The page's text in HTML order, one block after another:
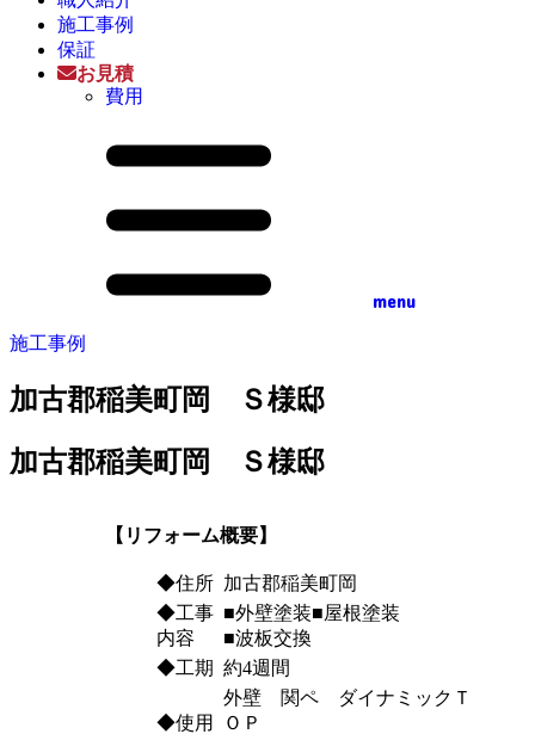
施工事例
保証
お見積
費用
menu
施工事例
加古郡稲美町岡 Ｓ様邸
加古郡稲美町岡 Ｓ様邸
【リフォーム概要】
◆住所 加古郡稲美町岡
◆工事
内容
■外壁塗装■屋根塗装
■波板交換
◆工期 約4週間
◆使用
外壁 関ペ ダイナミックＴ
ＯＰ